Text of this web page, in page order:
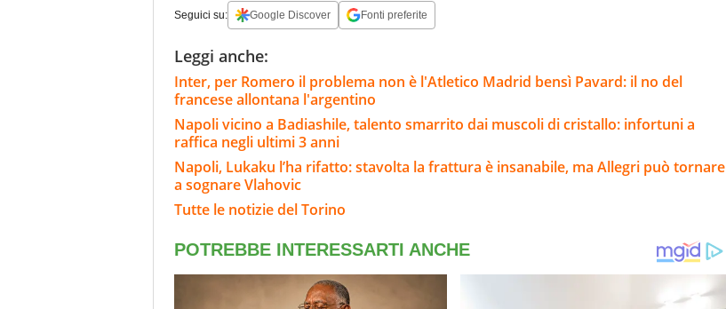
Seguici su: Google Discover Fonti preferite
Leggi anche:
Inter, per Romero il problema non è l'Atletico Madrid bensì Pavard: il no del
francese allontana l'argentino
Napoli vicino a Badiashile, talento smarrito dai muscoli di cristallo: infortuni a
raffica negli ultimi 3 anni
Napoli, Lukaku l’ha rifatto: stavolta la frattura è insanabile, ma Allegri può tornare
a sognare Vlahovic
Tutte le notizie del Torino